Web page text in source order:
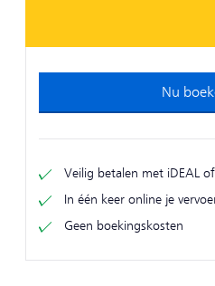
Nu
Veilig betalen met iDEAL
In één keer online je
Geen boekingskosten